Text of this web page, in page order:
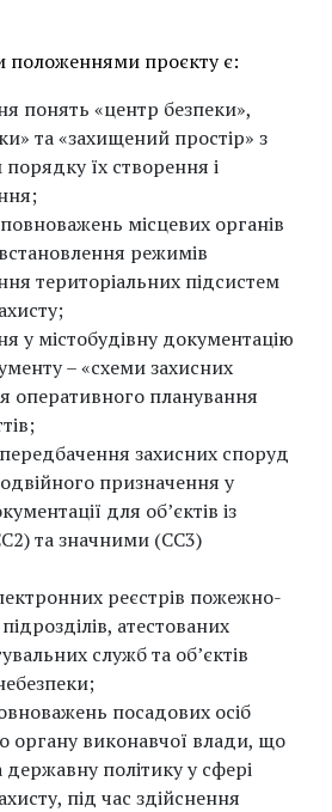
положеннями проєкту є:
понять «центр безпеки»,
та «захищений простір» з
їх створення і
місцевих органів
режимів
територіальних підсистем
у містобудівну документацію
– «схеми захисних
оперативного планування
захисних споруд
призначення у
для об’єктів із
та значними (СС3)
реєстрів пожежно-
атестованих
служб та об’єктів
посадових осіб
органу виконавчої влади, що
державну політику у сфері
під час здійснення